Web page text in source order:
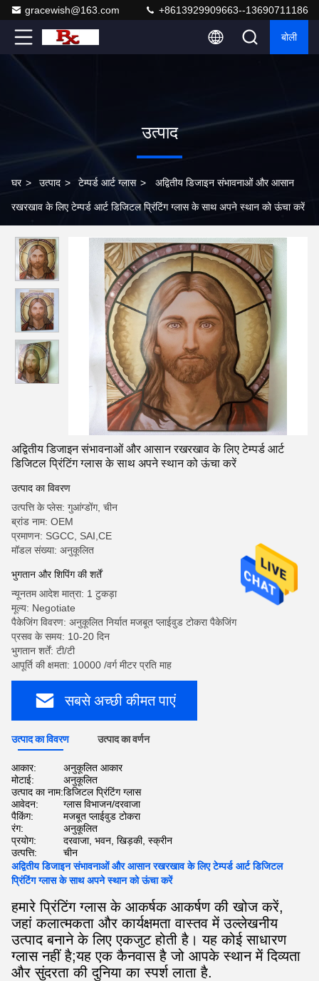
gracewish@163.com +8613929909663--13690711186
बोली
उत्पाद
घर > उत्पाद > टेम्पर्ड आर्ट ग्लास > अद्वितीय डिजाइन संभावनाओं और आसान
रखरखाव के लिए टेम्पर्ड आर्ट डिजिटल प्रिंटिंग ग्लास के साथ अपने स्थान को ऊंचा करें
अद्वितीय डिजाइन संभावनाओं और आसान रखरखाव के लिए टेम्पर्ड आर्ट
डिजिटल प्रिंटिंग ग्लास के साथ अपने स्थान को ऊंचा करें
उत्पाद का विवरण
उत्पत्ति के प्लेस: गुआंग्डोंग, चीन
ब्रांड नाम: OEM
प्रमाणन: SGCC, SAI,CE
मॉडल संख्या: अनुकूलित
भुगतान और शिपिंग की शर्तें
न्यूनतम आदेश मात्रा: 1 टुकड़ा
मूल्य: Negotiate
पैकेजिंग विवरण: अनुकूलित निर्यात मजबूत प्लाईवुड टोकरा पैकेजिंग
प्रसव के समय: 10-20 दिन
भुगतान शर्तें: टी/टी
आपूर्ति की क्षमता: 10000 /वर्ग मीटर प्रति माह
सबसे अच्छी कीमत पाएं
उत्पाद का विवरण उत्पाद का वर्णन
आकार:
अनुकूलित आकार
मोटाई:
अनुकूलित
उत्पाद का नाम:डिजिटल प्रिंटिंग ग्लास
आवेदन:
ग्लास विभाजन/दरवाजा
पैकिंग:
मजबूत प्लाईवुड टोकरा
रंग:
अनुकूलित
प्रयोग:
दरवाजा, भवन, खिड़की, स्क्रीन
उत्पत्ति:
चीन
अद्वितीय डिजाइन संभावनाओं और आसान रखरखाव के लिए टेम्पर्ड आर्ट डिजिटल
प्रिंटिंग ग्लास के साथ अपने स्थान को ऊंचा करें
हमारे प्रिंटिंग ग्लास के आकर्षक आकर्षण की खोज करें,
जहां कलात्मकता और कार्यक्षमता वास्तव में उल्लेखनीय
उत्पाद बनाने के लिए एकजुट होती है। यह कोई साधारण
ग्लास नहीं है;यह एक कैनवास है जो आपके स्थान में दिव्यता
और सुंदरता की दुनिया का स्पर्श लाता है.